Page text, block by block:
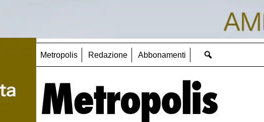
Metropolis Redazione Abbonamenti